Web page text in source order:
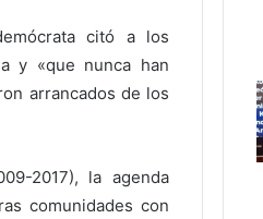
citó a los
y «que nunca han
arrancados de los
2017), la agenda
comunidades con